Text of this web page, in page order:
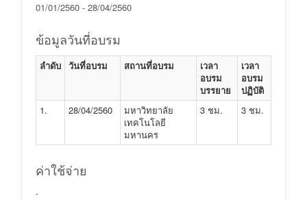
01/01/2560 - 28/04/2560
ข้อมูลวันที่อบรม
ลำดับ วันที่อบรม สถานที่อบรม
เวลา
อบรม
บรรยาย
เวลา
อบรม
ปฏิบัติ
1.
28/04/2560
มหาวิทยาลัย
เทคโนโลยี
มหานคร
3 ชม. 3 ชม.
ค่าใช้จ่าย
-